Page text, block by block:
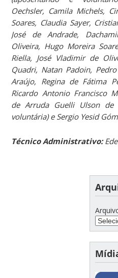
Oechsler, Camila Michels,
Soares, Claudia Sayer,
José de Andrade,
Oliveira, Hugo Moreira
Riella, José Vladimir de
Quadri, Natan Padoin,
Araújo, Regina de Fátima
Ricardo Antonio Francisco
de Arruda Guelli Ulson de
voluntária) e Sergio Yesid
Técnico Administrativo: